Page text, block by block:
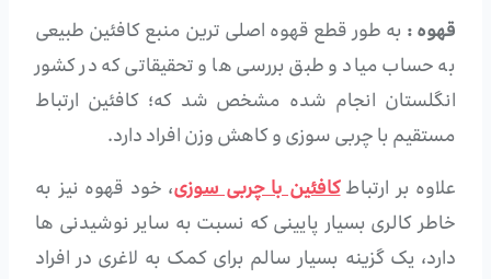
قهوه : به طور قطع قهوه اصلی ترین منبع کافئین طبیعی
به حساب میاد و طبق بررسی ها و تحقیقاتی که در کشور
انگلستان انجام شده مشخص شد که؛ کافئین ارتباط
مستقیم با چربی سوزی و کاهش وزن افراد دارد.
علاوه بر ارتباطکافئین با چربی سوزی، خود قهوه نیز به
خاطر کالری بسیار پایینی که نسبت به سایر نوشیدنی ها
دارد، یک گزینه بسیار سالم برای کمک به لاغری در افراد